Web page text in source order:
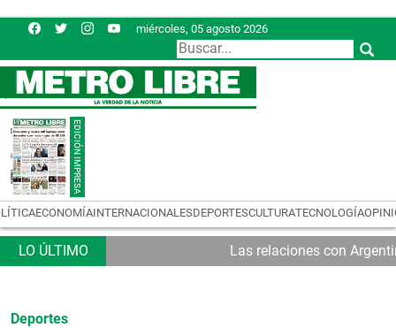
miércoles, 05 agosto 2026
ECONOMÍAINTERNACIONALESDEPORTESCULTURATECNOLOGÍA
Las relaciones con
Deportes